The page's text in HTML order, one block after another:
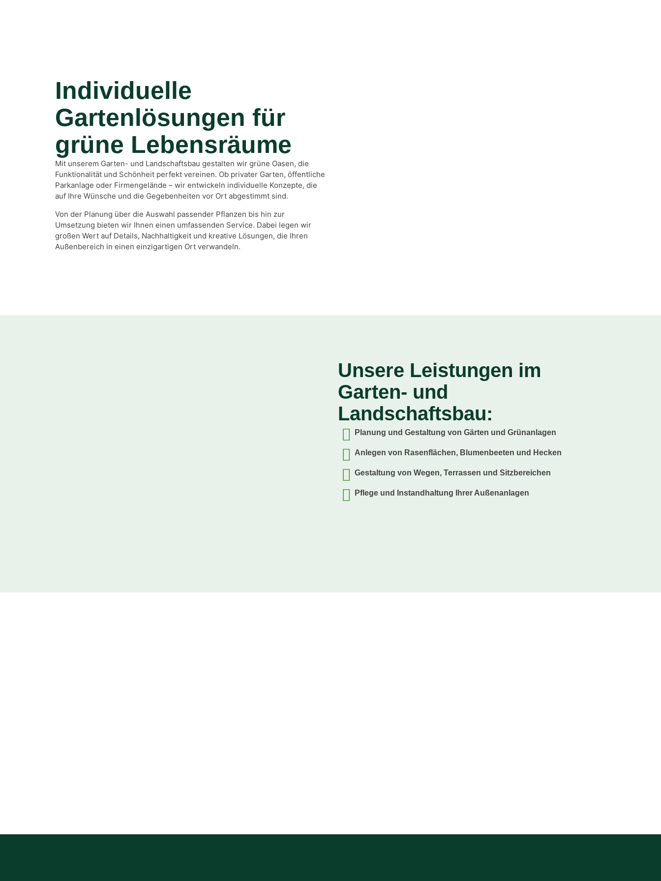
Individuelle
Gartenlösungen für
grüne Lebensräume
Mit unserem Garten- und Landschaftsbau gestalten wir grüne Oasen, die
Funktionalität und Schönheit perfekt vereinen. Ob privater Garten, öffentliche
Parkanlage oder Firmengelände – wir entwickeln individuelle Konzepte, die
auf Ihre Wünsche und die Gegebenheiten vor Ort abgestimmt sind.
Von der Planung über die Auswahl passender Pflanzen bis hin zur
Umsetzung bieten wir Ihnen einen umfassenden Service. Dabei legen wir
großen Wert auf Details, Nachhaltigkeit und kreative Lösungen, die Ihren
Außenbereich in einen einzigartigen Ort verwandeln.
Unsere Leistungen im
Garten- und
Landschaftsbau:
Planung und Gestaltung von Gärten und Grünanlagen
Anlegen von Rasenflächen, Blumenbeeten und Hecken
Gestaltung von Wegen, Terrassen und Sitzbereichen
Pflege und Instandhaltung Ihrer Außenanlagen